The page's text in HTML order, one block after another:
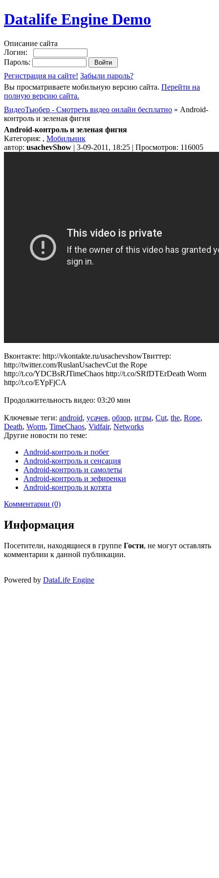
Datalife Engine Demo
Описание сайта
Логин:
Пароль:
Регистрация на сайте! Забыли пароль?
Вы просматриваете мобильную версию сайта. Перейти на
полную версию сайта.
ВидеоТьюбер - Смотреть видео онлайн бесплатно » Android-
контроль и зеленая фигня
Android-контроль и зеленая фигня
Категория: , Мобильник
автор: usachevShow | 3-09-2011, 18:25 | Просмотров: 116005
Вконтакте: http://vkontakte.ru/usachevshowТвиттер:
http://twitter.com/RuslanUsachevCut the Rope
http://t.co/YDCBsRJTimeChaos http://t.co/SRfDTErDeath Worm
http://t.co/EYpFjCA
Продолжительность видео: 03:20 мин
Ключевые теги: android, усачев, обзор, игры, Cut, the, Rope,
Death, Worm, TimeChaos, Vidfair, Networks
Другие новости по теме:
Android-контроль и побег
Android-контроль и сенсация
Android-контроль и самолеты
Android-контроль и зефиренки
Android-контроль и котята
Комментарии (0)
Информация
Посетители, находящиеся в группе Гости, не могут оставлять
комментарии к данной публикации.
Powered by DataLife Engine